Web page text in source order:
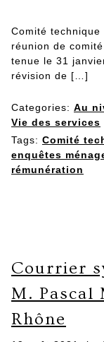
Comité
réunion de
tenue le 31
révision de […]
Categories: Au
Vie des services
Tags: Comité
enquêtes
rémunération
Courrier
M. Pascal
Rhône